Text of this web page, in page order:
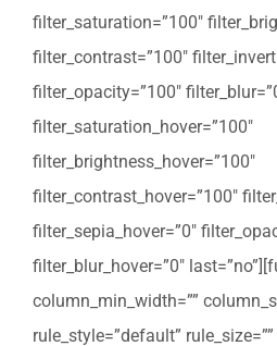
filter_saturation=”100″
filter_contrast=”100″
filter_opacity=”100″
filter_saturation_hover=”100″
filter_brightness_hover=”100″
filter_contrast_hover=”100″
filter_sepia_hover=”0″
filter_blur_hover=”0″
column_min_width=””
rule_style=”default” rule_size=””